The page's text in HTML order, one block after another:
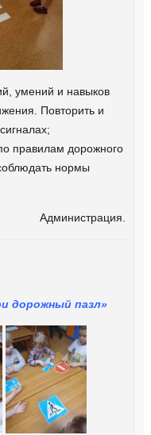
умений и навыков
Повторить и
правилам дорожного
нормы
Администрация.
дорожный пазл»